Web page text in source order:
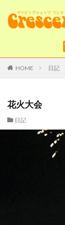
HOME 日記
花火大会
日記